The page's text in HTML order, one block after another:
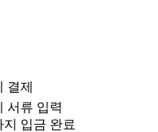
결제
서류 입력
입금 완료